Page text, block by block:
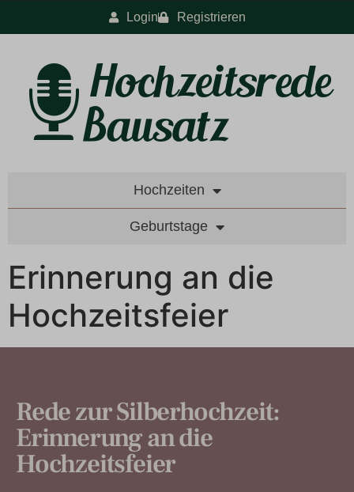
Login Registrieren
Hochzeiten
Geburtstage
Erinnerung an die
Hochzeitsfeier
Rede zur Silberhochzeit:
Erinnerung an die
Hochzeitsfeier